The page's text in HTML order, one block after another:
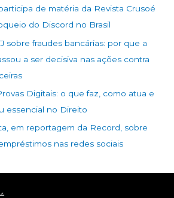
de matéria da Revista Crusoé
do Discord no Brasil
sobre fraudes bancárias: por que a
a ser decisiva nas ações contra
Digitais: o que faz, como atua e
essencial no Direito
em reportagem da Record, sobre
nas redes sociais